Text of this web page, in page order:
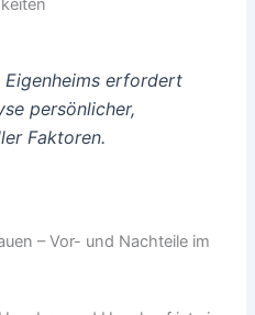
Eigenheims erfordert
persönlicher,
Faktoren.
– Vor- und Nachteile im